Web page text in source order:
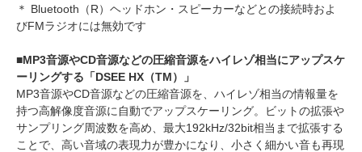
＊ Bluetooth（R）ヘッドホン・スピーカーなどとの接続時およ
びFMラジオには無効です
■MP3音源やCD音源などの圧縮音源をハイレゾ相当にアップスケ
ーリングする「DSEE HX（TM）」
MP3音源やCD音源などの圧縮音源を、ハイレゾ相当の情報量を
持つ高解像度音源に自動でアップスケーリング。ビットの拡張や
サンプリング周波数を高め、最大192kHz/32bit相当まで拡張する
ことで、高い音域の表現力が豊かになり、小さく細かい音も再現